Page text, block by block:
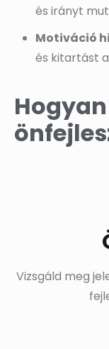
és irányt
Motiváció
és kitartást
Vizsgáld meg